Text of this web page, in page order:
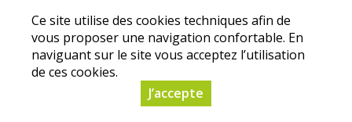
Ce site utilise des cookies techniques afin de
vous proposer une navigation confortable. En
naviguant sur le site vous acceptez l’utilisation
de ces cookies.
J’accepte